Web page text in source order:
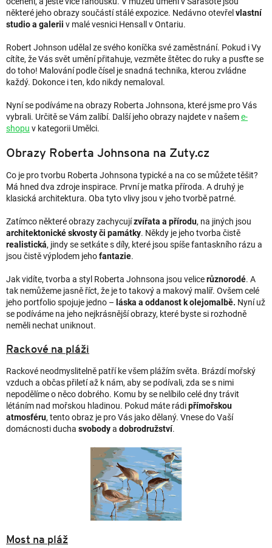
některé jeho obrazy součástí stálé expozice. Nedávno otevřel vlastní
studio a galerii v malé vesnici Hensall v Ontariu.
Robert Johnson udělal ze svého koníčka své zaměstnání. Pokud i Vy
cítíte, že Vás svět umění přitahuje, vezměte štětec do ruky a pusťte se
do toho! Malování podle čísel je snadná technika, kterou zvládne
každý. Dokonce i ten, kdo nikdy nemaloval.
Nyní se podíváme na obrazy Roberta Johnsona, které jsme pro Vás
vybrali. Určitě se Vám zalíbí. Další jeho obrazy najdete v našeme-
shopu v kategorii Umělci.
Obrazy Roberta Johnsona na Zuty.cz
Co je pro tvorbu Roberta Johnsona typické a na co se můžete těšit?
Má hned dva zdroje inspirace. První je matka příroda. A druhý je
klasická architektura. Oba tyto vlivy jsou v jeho tvorbě patrné.
Zatímco některé obrazy zachycujízvířata a přírodu, na jiných jsou
architektonické skvosty či památky. Někdy je jeho tvorba čistě
realistická, jindy se setkáte s díly, které jsou spíše fantaskního rázu a
jsou čistě výplodem jehofantazie.
Jak vidíte, tvorba a styl Roberta Johnsona jsou velicerůznorodé. A
tak nemůžeme jasně říct, že je to takový a makový malíř. Ovšem celé
jeho portfolio spojuje jedno – láska a oddanost k olejomalbě. Nyní už
se podíváme na jeho nejkrásnější obrazy, které byste si rozhodně
neměli nechat uniknout.
Rackové na pláži
Rackové neodmyslitelně patří ke všem plážím světa. Brázdí mořský
vzduch a občas přiletí až k nám, aby se podívali, zda se s nimi
nepodělíme o něco dobrého. Komu by se nelíbilo celé dny trávit
létáním nad mořskou hladinou. Pokud máte rádipřímořskou
atmosféru, tento obraz je pro Vás jako dělaný. Vnese do Vaší
domácnosti ducha svobodya dobrodružství.
Most na pláž